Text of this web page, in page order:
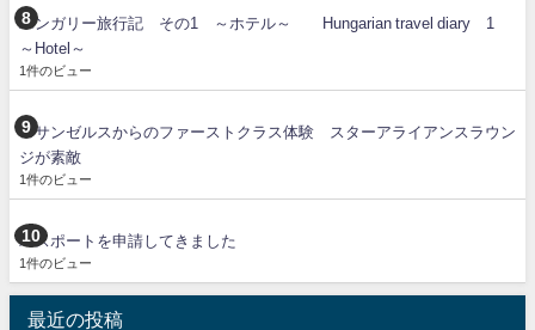
ハンガリー旅行記 その1 ～ホテル～ Hungarian travel diary 1
～Hotel～
1件のビュー
ロサンゼルスからのファーストクラス体験 スターアライアンスラウン
ジが素敵
1件のビュー
パスポートを申請してきました
1件のビュー
最近の投稿